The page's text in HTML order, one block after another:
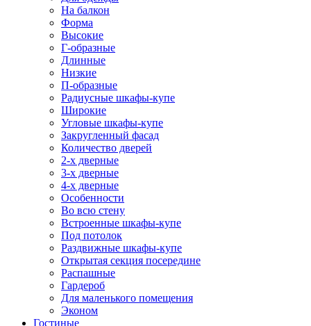
На балкон
Форма
Высокие
Г-образные
Длинные
Низкие
П-образные
Радиусные шкафы-купе
Широкие
Угловые шкафы-купе
Закругленный фасад
Количество дверей
2-х дверные
3-х дверные
4-х дверные
Особенности
Во всю стену
Встроенные шкафы-купе
Под потолок
Раздвижные шкафы-купе
Открытая секция посередине
Распашные
Гардероб
Для маленького помещения
Эконом
Гостиные